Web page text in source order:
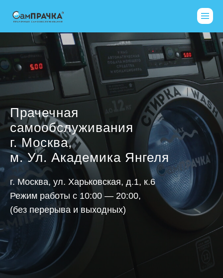
Прачечная
самообслуживания
г. Москва,
м. Ул. Академика Янгеля
г. Москва, ул. Харьковская, д.1, к.6
Режим работы с 10:00 — 20:00,
(без перерыва и выходных)